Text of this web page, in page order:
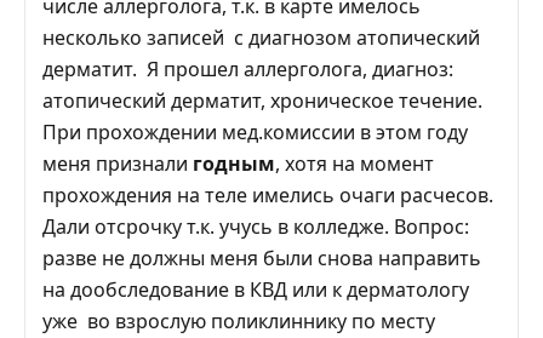
числе аллерголога, т.к. в карте имелось
несколько записей с диагнозом атопический
дерматит. Я прошел аллерголога, диагноз:
атопический дерматит, хроническое течение.
При прохождении мед.комиссии в этом году
меня признали годным, хотя на момент
прохождения на теле имелись очаги расчесов.
Дали отсрочку т.к. учусь в колледже. Вопрос:
разве не должны меня были снова направить
на дообследование в КВД или к дерматологу
уже во взрослую поликлиннику по месту